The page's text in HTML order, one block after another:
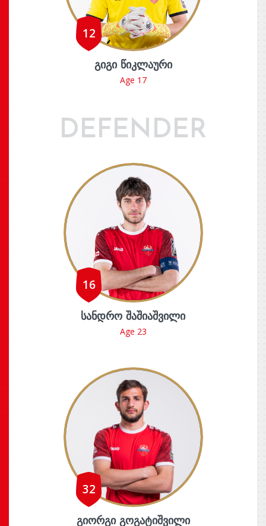
12
ᲒᲘᲒᲘ ᲬᲘᲙᲚᲐᲣᲠᲘ
Age 17
DEFENDER
16
ᲡᲐᲜᲓᲠᲝ ᲨᲐᲨᲘᲐᲨᲕᲘᲚᲘ
Age 23
32
ᲒᲘᲝᲠᲒᲘ ᲒᲝᲒᲐᲢᲘᲨᲕᲘᲚᲘ